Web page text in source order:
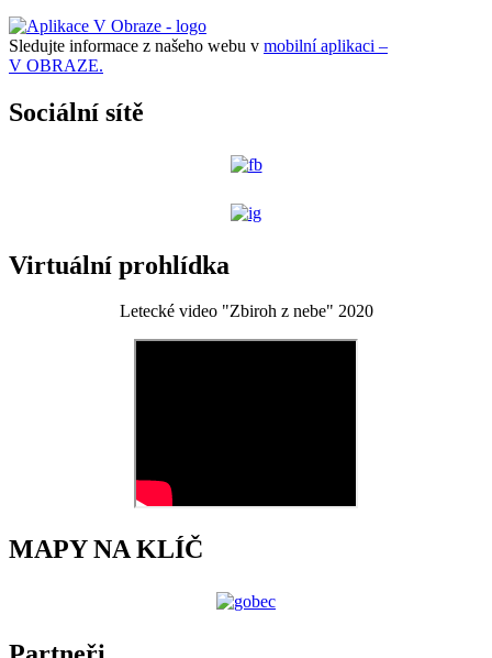
Sledujte informace z našeho webu v mobilní aplikaci –
V OBRAZE.
Sociální sítě
Virtuální prohlídka
Letecké video "Zbiroh z nebe" 2020
MAPY NA KLÍČ